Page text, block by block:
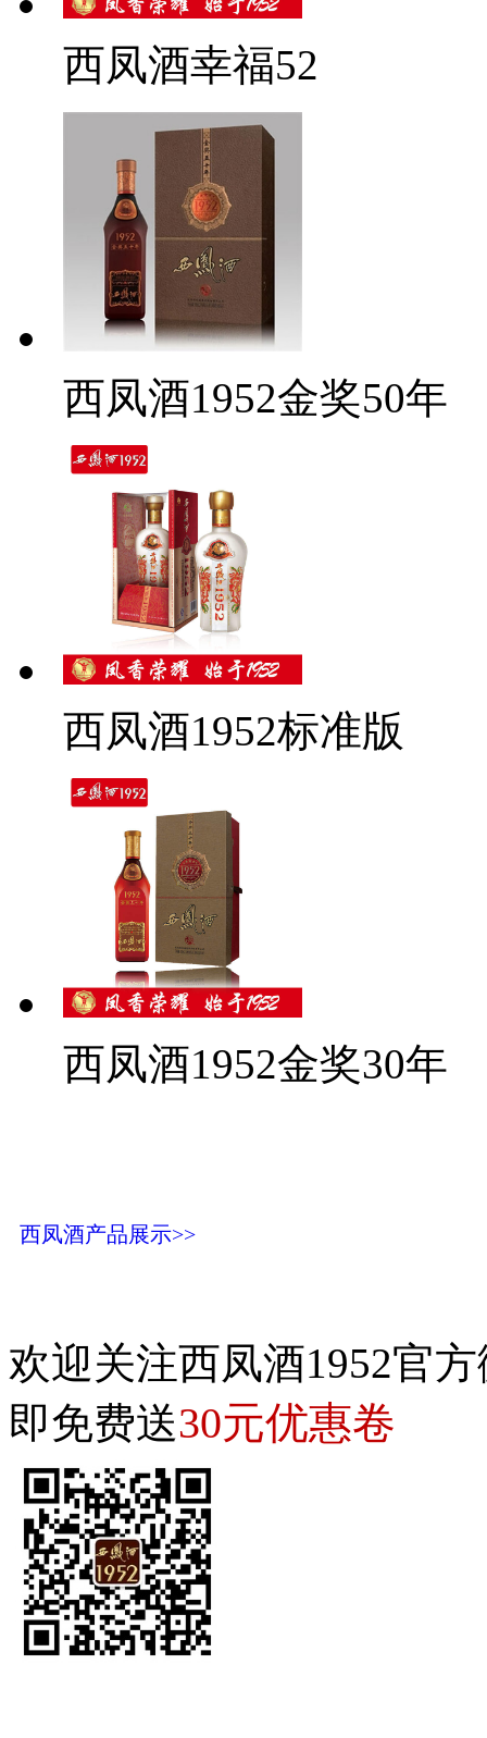
西凤酒幸福52
西凤酒1952金奖50年
西凤酒1952标准版
西凤酒1952金奖30年
西凤酒产品展示>>
欢迎关注西凤酒1952官
即免费送30元优惠卷